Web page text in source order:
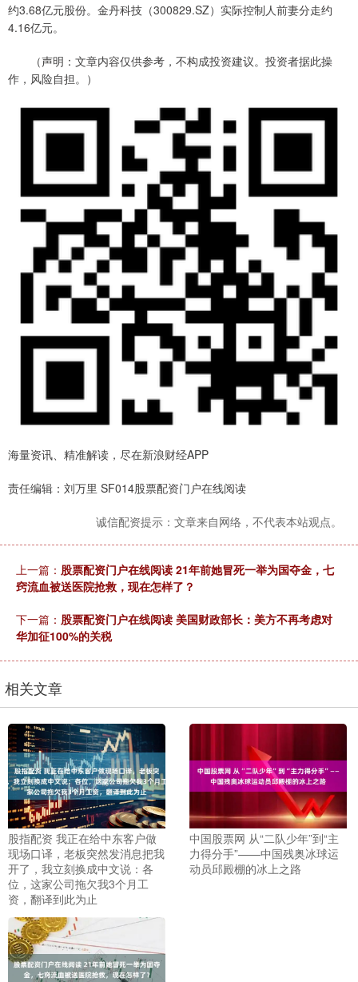
约3.68亿元股份。金丹科技（300829.SZ）实际控制人前妻分走约
4.16亿元。
（声明：文章内容仅供参考，不构成投资建议。投资者据此操
作，风险自担。）
海量资讯、精准解读，尽在新浪财经APP
责任编辑：刘万里 SF014股票配资门户在线阅读
诚信配资提示：文章来自网络，不代表本站观点。
上一篇： 股票配资门户在线阅读 21年前她冒死一举为国夺金，七
窍流血被送医院抢救，现在怎样了？
下一篇： 股票配资门户在线阅读 美国财政部长：美方不再考虑对
华加征100%的关税
相关文章
股指配资 我正在给中东客户做
现场口译，老板突然发消息把我
开了，我立刻换成中文说：各
位，这家公司拖欠我3个月工
资，翻译到此为止
中国股票网 从“二队少年”到“主
力得分手”——中国残奥冰球运
动员邱殿棚的冰上之路